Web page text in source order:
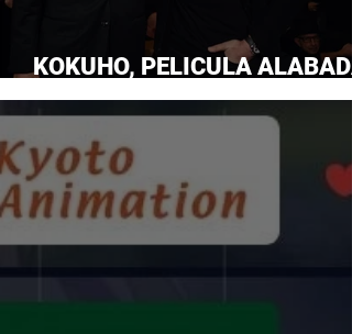
KOKUHO, PELICULA
POR TOM CRUISE